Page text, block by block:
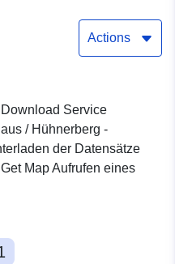
Actions
Service
/ Hühnerberg -
der Datensätze
Map Aufrufen eines